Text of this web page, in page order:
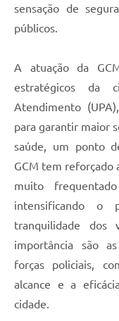
sensação de
públicos.
A atuação da
estratégicos da
Atendimento
para garantir maior
saúde, um ponto
GCM tem reforçado
muito
intensificando o
tranquilidade dos
importância são
forças policiais,
alcance e a
cidade.